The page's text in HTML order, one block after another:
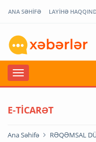
ANA SƏHİFƏ LAYİHƏ
E-TİCARƏT
Ana Səhifə RƏQƏMSAL